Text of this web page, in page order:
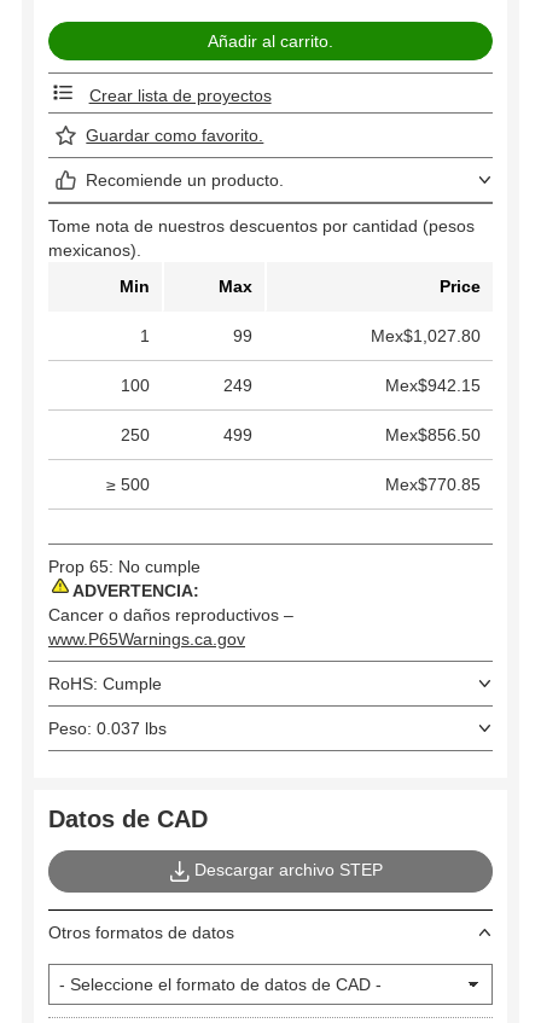
Crear lista de proyectos
Guardar como favorito.
Recomiende un producto.
Tome nota de nuestros descuentos por cantidad (pesos
mexicanos).
Min
Max Price
1 99 Mex$1,027.80
100 249 Mex$942.15
250 499 Mex$856.50
≥ 500 Mex$770.85
Prop 65: No cumple
ADVERTENCIA:
Cancer o daños reproductivos –
www.P65Warnings.ca.gov
RoHS: Cumple
Peso: 0.037 lbs
Datos de CAD
Descargar archivo STEP
Otros formatos de datos